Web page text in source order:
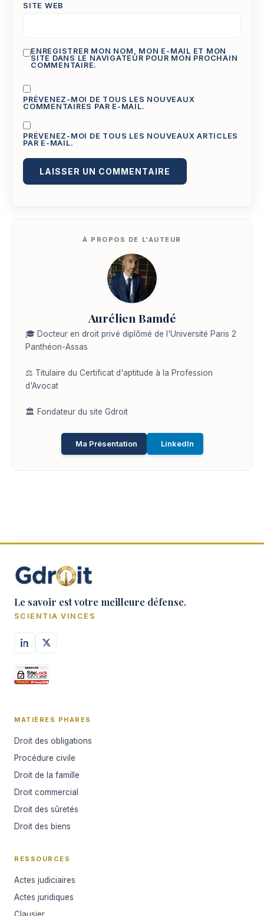
SITE WEB
ENREGISTRER MON NOM, MON E-MAIL ET MON
SITE DANS LE NAVIGATEUR POUR MON PROCHAIN
COMMENTAIRE.
PRÉVENEZ-MOI DE TOUS LES NOUVEAUX
COMMENTAIRES PAR E-MAIL.
PRÉVENEZ-MOI DE TOUS LES NOUVEAUX ARTICLES
PAR E-MAIL.
Aurélien Bamdé
🎓 Docteur en droit privé diplômé de l'Université Paris 2
Panthéon-Assas
⚖️ Titulaire du Certificat d'aptitude à la Profession
d'Avocat
🏛️ Fondateur du site Gdroit
Ma Présentation LinkedIn
Le savoir est votre meilleure défense.
SCIENTIA VINCES
MATIÈRES PHARES
Droit des obligations
Procédure civile
Droit de la famille
Droit commercial
Droit des sûretés
Droit des biens
RESSOURCES
Actes judiciaires
Actes juridiques
Clausier